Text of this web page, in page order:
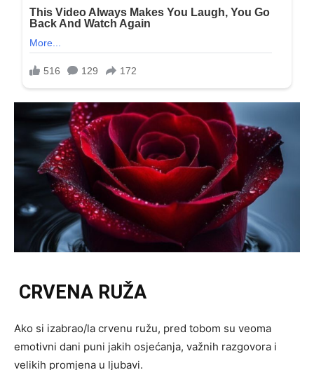
CRVENA RUŽA
Ako si izabrao/la crvenu ružu, pred tobom su veoma
emotivni dani puni jakih osjećanja, važnih razgovora i
velikih promjena u ljubavi.